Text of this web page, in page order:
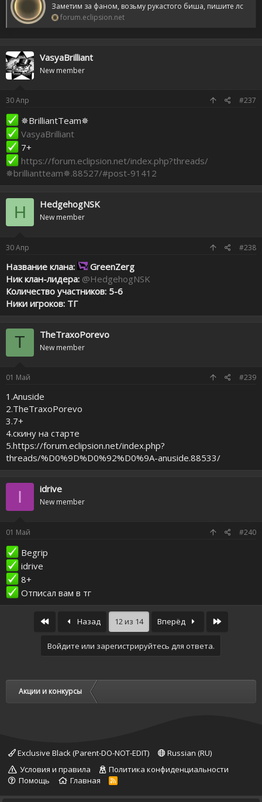
Заметим за фаном, возьму рукастого биша, пишите лс
forum.eclipsion.net
VasyaBrilliant
New member
30Апр #237
✵BrilliantTeam✵
VasyaBrilliant
7+
https://forum.eclipsion.net/index.php?threads/
✵brilliantteam✵.88527/#post-91412
H HedgehogNSK
New member
30Апр #238
Название клана:
GreenZerg
Ник клан-лидера: @HedgehogNSK
Количество участников: 5-6
Ники игроков: ТГ
T TheTraxoPorevo
New member
01 Май #239
1.Anuside
2.TheTraxoPorevo
3.7+
4.скину на старте
5.https://forum.eclipsion.net/index.php?
threads/%D0%9D%D0%92%D0%9A-anuside.88533/
I idrive
New member
01 Май #240
Begrip
idrive
8+
Отписал вам в тг
First Назад 12 из 14 Вперёд
Войдите или зарегистрируйтесь для ответа.
Акции и конкурсы
Exclusive Black (Parent-DO-NOT-EDIT)
Russian (RU)
Условия и правила
Политика конфиденциальности
Помощь
Главная
R